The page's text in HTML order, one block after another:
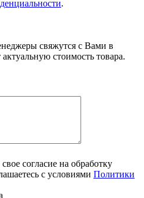
.
свяжутся с Вами в
стоимость товара.
согласие на обработку
с условиями Политики